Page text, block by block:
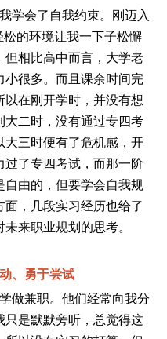
会了自我约束。刚迈入
松的环境让我一下子松懈
但相比高中而言，大学老
小很多。而且课余时间完
在刚开学时，并没有想
大二时，没有通过专四考
大三时便有了危机感，开
过了专四考试，而那一阶
自由的，但要学会自我规
，几段实习经历也给了
来职业规划的思考。
、勇于尝试
做兼职。他们经常向我分
只是默默旁听，总觉得这